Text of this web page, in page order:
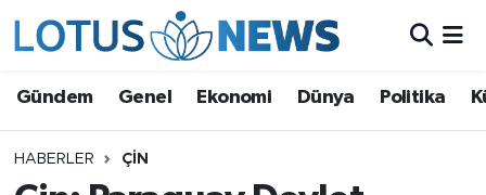
Gündem Genel Ekonomi Dünya Politika
HABERLER ÇIN
Ekonomi